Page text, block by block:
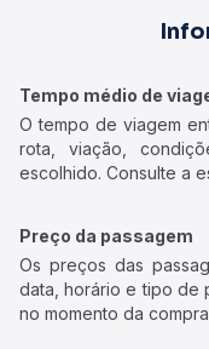
Tempo médio de
O tempo de viagem
rota, viação,
escolhido. Consulte a
Preço da passagem
Os preços das
data, horário e tipo de
no momento da